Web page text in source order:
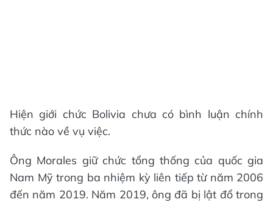
Hiện giới chức Bolivia chưa có bình luận chính
thức nào về vụ việc.
Ông Morales giữ chức tổng thống của quốc gia
Nam Mỹ trong ba nhiệm kỳ liên tiếp từ năm 2006
đến năm 2019. Năm 2019, ông đã bị lật đổ trong